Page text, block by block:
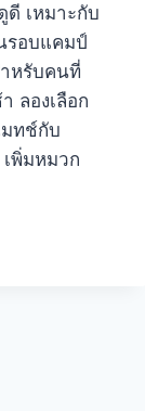
เหมาะกับ
รอบแคมป์
หรับคนที่
ลองเลือก
ทช์กับ
เพิ่มหมวก